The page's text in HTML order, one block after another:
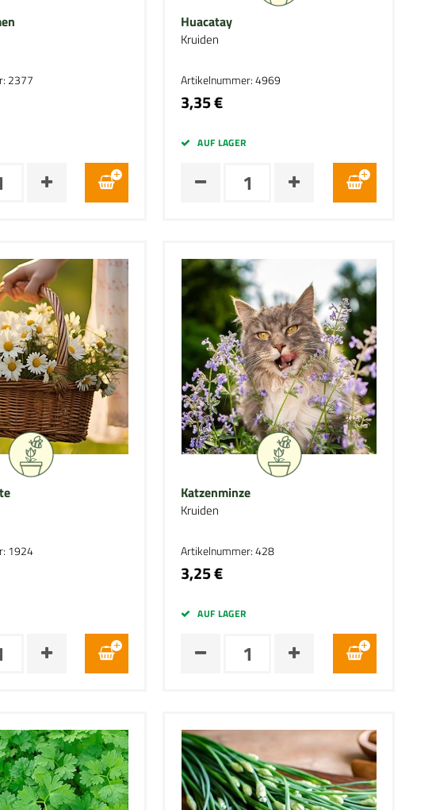
2377
Huacatay
Kruiden
Artikelnummer: 4969
3,35 €
AUF LAGER
1924
Katzenminze
Kruiden
Artikelnummer: 428
3,25 €
AUF LAGER